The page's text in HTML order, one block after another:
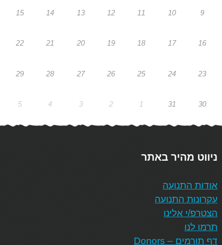
9
10
11
12
13
14
15
16
17
18
19
20
21
22
23
24
25
26
27
28
29
30
31
1
2
3
4
5
ניווט מהיר באתר
אודות התנועה
עקרונות התנועה
הצטרפ/י אלינו
תרמו לנו
דף תורמים – Donors